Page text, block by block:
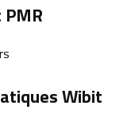
Wibit